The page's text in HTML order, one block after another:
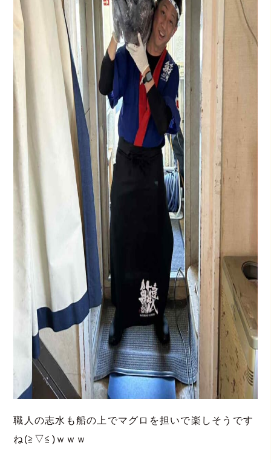
職人の志水も船の上でマグロを担いで楽しそうです
ね(≧▽≦)ｗｗｗ